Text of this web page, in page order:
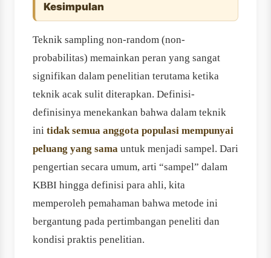
Kesimpulan
Teknik sampling non-random (non-
probabilitas) memainkan peran yang sangat
signifikan dalam penelitian terutama ketika
teknik acak sulit diterapkan. Definisi-
definisinya menekankan bahwa dalam teknik
ini tidak semua anggota populasi mempunyai
peluang yang sama untuk menjadi sampel. Dari
pengertian secara umum, arti “sampel” dalam
KBBI hingga definisi para ahli, kita
memperoleh pemahaman bahwa metode ini
bergantung pada pertimbangan peneliti dan
kondisi praktis penelitian.